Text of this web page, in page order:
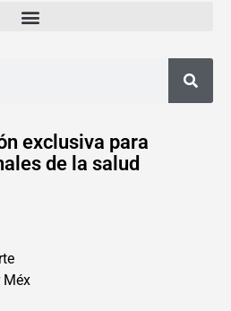
exclusiva para
de la salud
Méx